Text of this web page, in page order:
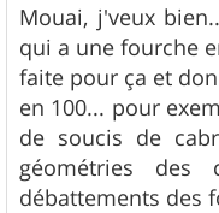
Mouai, j'veux
qui a une fourche
faite pour ça et
en 100... pour
de soucis de
géométries des
débattements des